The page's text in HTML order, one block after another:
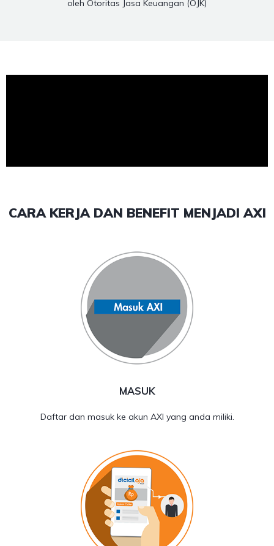
oleh Otoritas Jasa Keuangan (OJK)
CARA KERJA DAN BENEFIT MENJADI AXI
MASUK
Daftar dan masuk ke akun AXI yang anda miliki.